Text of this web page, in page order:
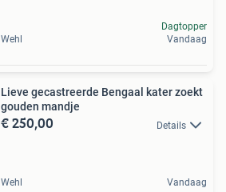
Wehl
Dagtopper
Vandaag
Lieve gecastreerde Bengaal kater zoekt
gouden mandje
€ 250,00 Details
Wehl Vandaag